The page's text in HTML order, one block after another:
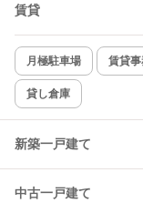
賃貸
月極駐車場 賃貸
貸し倉庫
新築一戸建て
中古一戸建て